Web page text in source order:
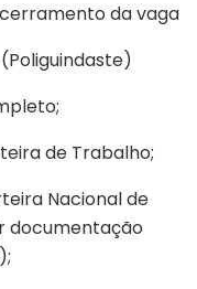
da vaga
de Trabalho;
Nacional de
documentação